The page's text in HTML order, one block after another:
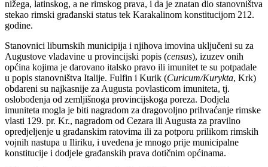
nižega, latinskog, a ne rimskog prava, i da je znatan dio stanovništva
stekao rimski građanski status tek Karakalinom konstitucijom 212.
godine.
Stanovnici liburnskih municipija i njihova imovina uključeni su za
Augustove vladavine u provincijski popis (census), izuzev onih
općina kojima je darovano italsko pravo ili imunitet te su potpadale
u popis stanovništva Italije. Fulfin i Kurik (Curicum/Kurykta, Krk)
obdareni su najkasnije za Augusta povlasticom imuniteta, tj.
oslobođenja od zemljišnoga provincijskoga poreza. Dodjela
imuniteta mogla je biti nagradom za dragovoljno prihvaćanje rimske
vlasti 129. pr. Kr., nagradom od Cezara ili Augusta za pravilno
opredjeljenje u građanskim ratovima ili za potporu prilikom rimskih
vojnih nastupa u Iliriku, i uvedena je mnogo prije municipalne
konstitucije i dodjele građanskih prava dotičnim općinama.